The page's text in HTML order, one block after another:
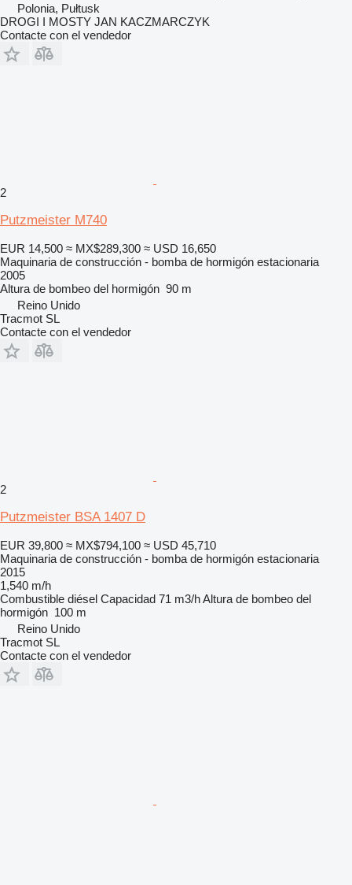
Polonia, Pułtusk
DROGI I MOSTY JAN KACZMARCZYK
Contacte con el vendedor
2
Putzmeister M740
EUR 14,500 ≈ MX$289,300 ≈ USD 16,650
Maquinaria de construcción - bomba de hormigón estacionaria
2005
Altura de bombeo del hormigón 90 m
Reino Unido
Tracmot SL
Contacte con el vendedor
2
Putzmeister BSA 1407 D
EUR 39,800 ≈ MX$794,100 ≈ USD 45,710
Maquinaria de construcción - bomba de hormigón estacionaria
2015
1,540 m/h
Combustible diésel Capacidad 71 m3/hAltura de bombeo del
hormigón 100 m
Reino Unido
Tracmot SL
Contacte con el vendedor